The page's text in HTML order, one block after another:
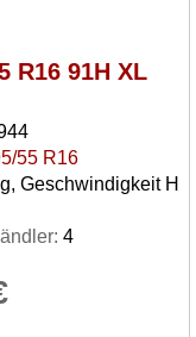
R16 91H XL
55 R16
Geschwindigkeit H
4